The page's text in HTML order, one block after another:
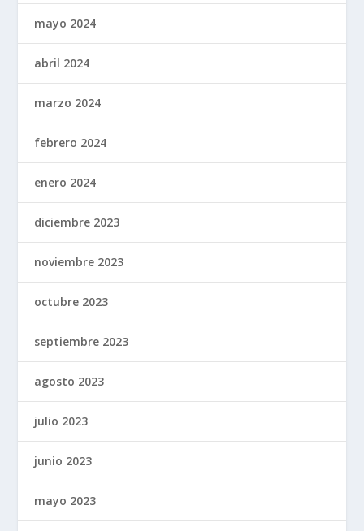
mayo 2024
abril 2024
marzo 2024
febrero 2024
enero 2024
diciembre 2023
noviembre 2023
octubre 2023
septiembre 2023
agosto 2023
julio 2023
junio 2023
mayo 2023